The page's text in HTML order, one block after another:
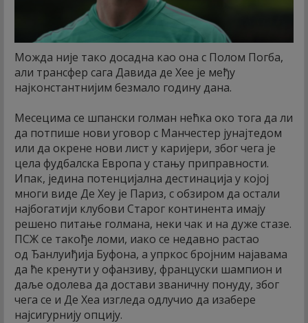
Можда није тако досадна као она с Полом Погба,
али трансфер сага Давида де Хее је међу
најконстантнијим безмало годину дана.
Месецима се шпански голман нећка око тога да ли
да потпише нови уговор с Манчестер јунајтедом
или да окрене нови лист у каријери, због чега је
цела фудбалска Европа у стању приправности.
Ипак, једина потенцијална дестинација у којој
многи виде Де Хеу је Париз, с обзиром да остали
најбогатији клубови Старог континента имају
решено питање голмана, неки чак и на дуже стазе.
ПСЖ се такође ломи, иако се недавно растао
од Ђанлуиђија Буфона, а упркос бројним најавама
да ће кренути у офанзиву, француски шампион и
даље одолева да достави званичну понуду, због
чега се и Де Хеа изгледа одлучио да изабере
најсигурнију опцију.